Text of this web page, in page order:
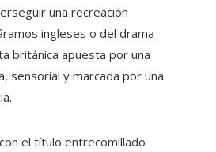
una recreación
ingleses o del drama
británica apuesta por una
sensorial y marcada por una
el título entrecomillado